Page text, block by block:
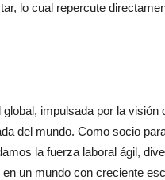
lo cual repercute
impulsada por la visión
del mundo. Como socio
la fuerza laboral ágil,
un mundo con creciente